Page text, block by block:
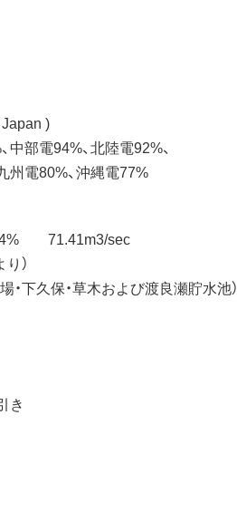
)
部電94%、北陸電92%、
州電80%、沖縄電77%
71.41m3/sec
）
・下久保・草木および渡良瀬貯水池）
き